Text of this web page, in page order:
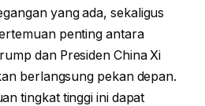
yang ada, sekaligus
penting antara
dan Presiden China Xi
berlangsung pekan depan.
tingkat tinggi ini dapat